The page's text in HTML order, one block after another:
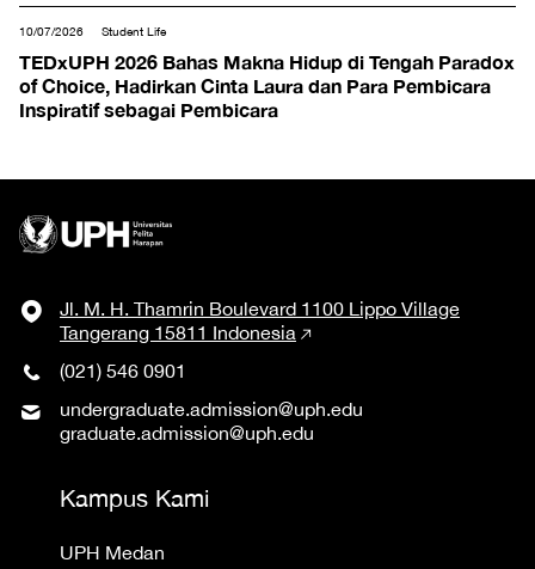
10/07/2026 Student Life
TEDxUPH 2026 Bahas Makna Hidup di Tengah Paradox
of Choice, Hadirkan Cinta Laura dan Para Pembicara
Inspiratif sebagai Pembicara
Jl. M. H. Thamrin Boulevard 1100 Lippo Village
Tangerang 15811 Indonesia
(021) 546 0901
undergraduate.admission@uph.edu
graduate.admission@uph.edu
Kampus Kami
UPH Medan